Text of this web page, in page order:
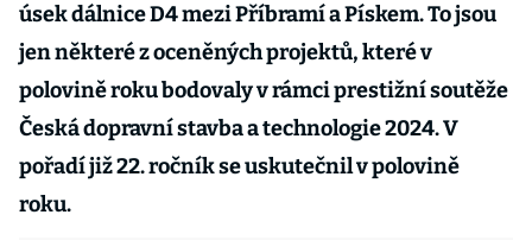
úsek dálnice D4 mezi Příbramí a Pískem. To jsou
jen některé z oceněných projektů, které v
polovině roku bodovaly v rámci prestižní soutěže
Česká dopravní stavba a technologie 2024. V
pořadí již 22. ročník se uskutečnil v polovině
roku.